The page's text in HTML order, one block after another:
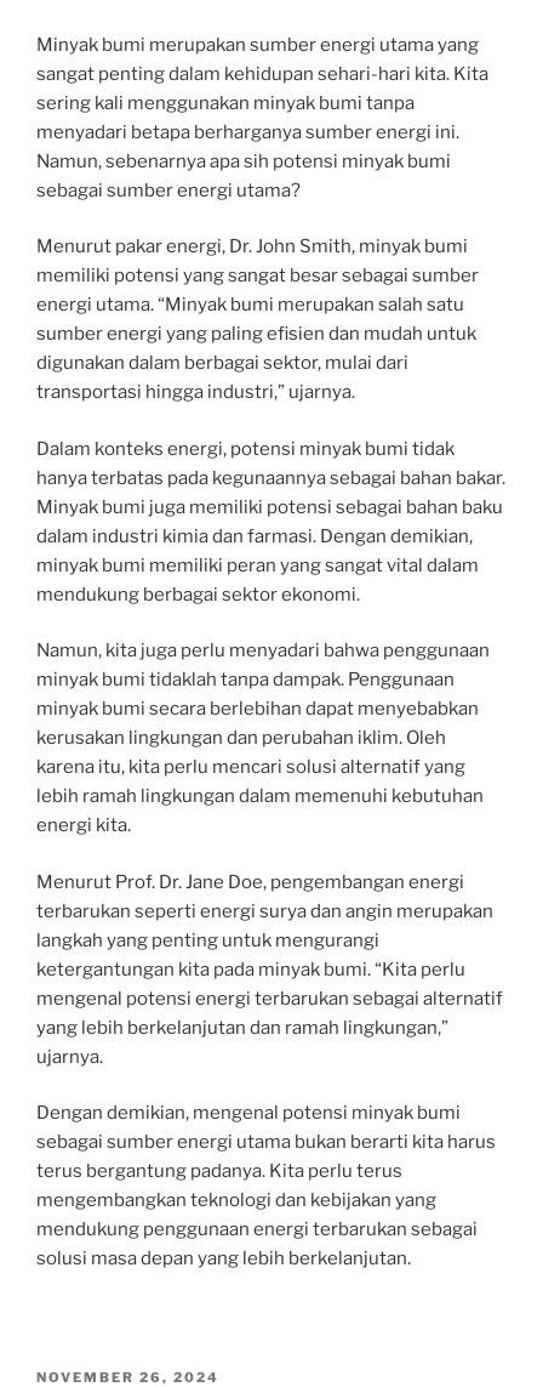
Minyak bumi merupakan sumber energi utama yang
sangat penting dalam kehidupan sehari-hari kita. Kita
sering kali menggunakan minyak bumi tanpa
menyadari betapa berharganya sumber energi ini.
Namun, sebenarnya apa sih potensi minyak bumi
sebagai sumber energi utama?
Menurut pakar energi, Dr. John Smith, minyak bumi
memiliki potensi yang sangat besar sebagai sumber
energi utama. “Minyak bumi merupakan salah satu
sumber energi yang paling efisien dan mudah untuk
digunakan dalam berbagai sektor, mulai dari
transportasi hingga industri,” ujarnya.
Dalam konteks energi, potensi minyak bumi tidak
hanya terbatas pada kegunaannya sebagai bahan bakar.
Minyak bumi juga memiliki potensi sebagai bahan baku
dalam industri kimia dan farmasi. Dengan demikian,
minyak bumi memiliki peran yang sangat vital dalam
mendukung berbagai sektor ekonomi.
Namun, kita juga perlu menyadari bahwa penggunaan
minyak bumi tidaklah tanpa dampak. Penggunaan
minyak bumi secara berlebihan dapat menyebabkan
kerusakan lingkungan dan perubahan iklim. Oleh
karena itu, kita perlu mencari solusi alternatif yang
lebih ramah lingkungan dalam memenuhi kebutuhan
energi kita.
Menurut Prof. Dr. Jane Doe, pengembangan energi
terbarukan seperti energi surya dan angin merupakan
langkah yang penting untuk mengurangi
ketergantungan kita pada minyak bumi. “Kita perlu
mengenal potensi energi terbarukan sebagai alternatif
yang lebih berkelanjutan dan ramah lingkungan,”
ujarnya.
Dengan demikian, mengenal potensi minyak bumi
sebagai sumber energi utama bukan berarti kita harus
terus bergantung padanya. Kita perlu terus
mengembangkan teknologi dan kebijakan yang
mendukung penggunaan energi terbarukan sebagai
solusi masa depan yang lebih berkelanjutan.
POSTED
NOVEMBER 26, 2024